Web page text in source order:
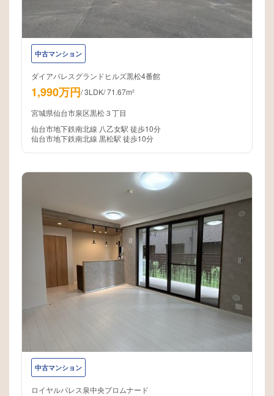
中古マンション
ダイアパレスグランドヒルズ黒松4番館
1,990万円/3LDK/71.67m²
宮城県仙台市泉区黒松３丁目
仙台市地下鉄南北線 八乙女駅 徒歩10分
仙台市地下鉄南北線 黒松駅 徒歩10分
中古マンション
ロイヤルパレス泉中央プロムナード